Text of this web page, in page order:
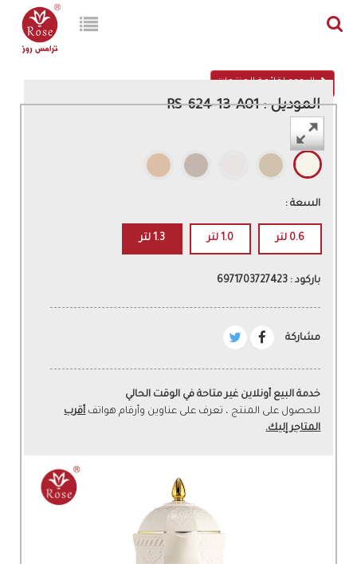
الرجوع لقائمة المنتجات
الموديل : RS-624-13-A01
اللون :
السعة :
0.6 لتر 1.0 لتر 1.3 لتر
باركود : 6971703727423
مشاركة
خدمة البيع أونلاين غير متاحة في الوقت الحالي
للحصول على المنتج ، تعرف على عناوين وأرقام هواتفأقرب
المتاجر إليك.